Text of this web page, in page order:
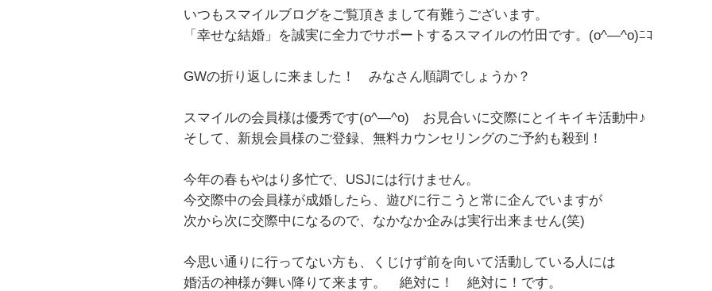
いつもスマイルブログをご覧頂きまして有難うございます。
「幸せな結婚」を誠実に全力でサポートするスマイルの竹田です。(o^―^o)ﾆｺ
GWの折り返しに来ました！ みなさん順調でしょうか？
スマイルの会員様は優秀です(o^―^o) お見合いに交際にとイキイキ活動中♪
そして、新規会員様のご登録、無料カウンセリングのご予約も殺到！
今年の春もやはり多忙で、USJには行けません。
今交際中の会員様が成婚したら、遊びに行こうと常に企んでいますが
次から次に交際中になるので、なかなか企みは実行出来ません(笑)
今思い通りに行ってない方も、くじけず前を向いて活動している人には
婚活の神様が舞い降りて来ます。 絶対に！ 絶対に！です。